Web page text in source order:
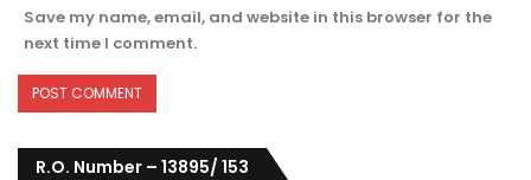
Save my name, email, and website in this browser for the
next time I comment.
R.O. Number – 13895/ 153